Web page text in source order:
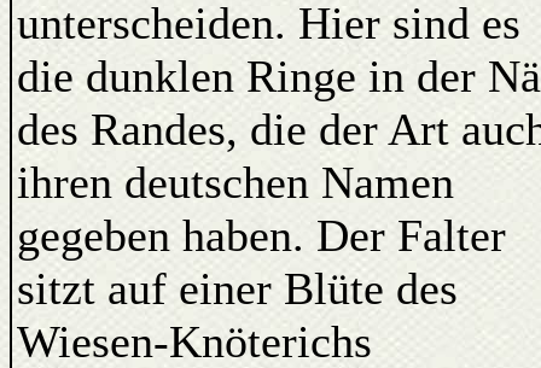
unterscheiden. Hier sind es
die dunklen Ringe in der
des Randes, die der Art
ihren deutschen Namen
gegeben haben. Der Falter
sitzt auf einer Blüte des
Wiesen-Knöterichs